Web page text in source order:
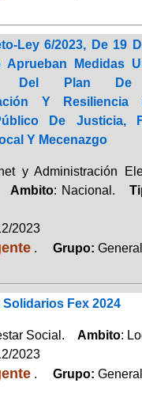
Ley 6/2023, De 19
Aprueban Medidas
Del Plan De
Y
De Justicia,
Y Mecenazgo
y Administración
Ambito: Nacional.
2023
. Grupo: General
Fex 2024
Social. Ambito:
2023
. Grupo: General